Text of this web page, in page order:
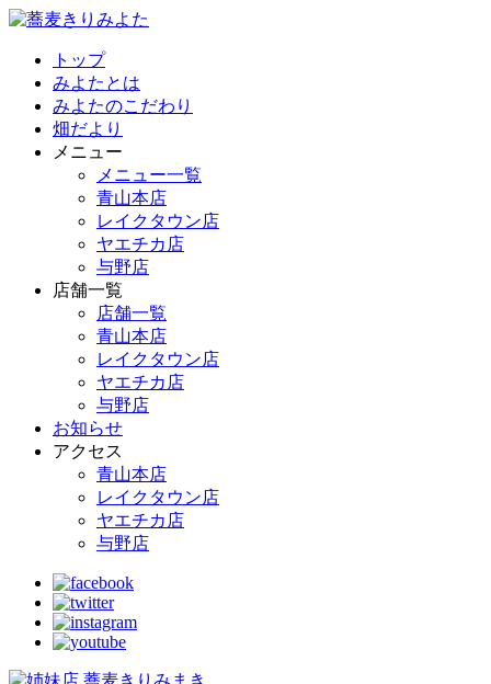
トップ
みよたとは
みよたのこだわり
畑だより
メニュー
メニュー一覧
青山本店
レイクタウン店
ヤエチカ店
与野店
店舗一覧
店舗一覧
青山本店
レイクタウン店
ヤエチカ店
与野店
お知らせ
アクセス
青山本店
レイクタウン店
ヤエチカ店
与野店